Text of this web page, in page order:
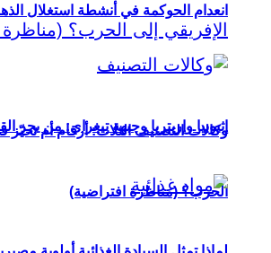
إثيوبيا وإريتريا وجبهة تيغراي: من يجر
الحرب؟ (مناظرة افتراضية)
انعدام الحوكمة في أنشطة استغلال
وكالات التصنيف الثلاث: أرقام أم تحيّز